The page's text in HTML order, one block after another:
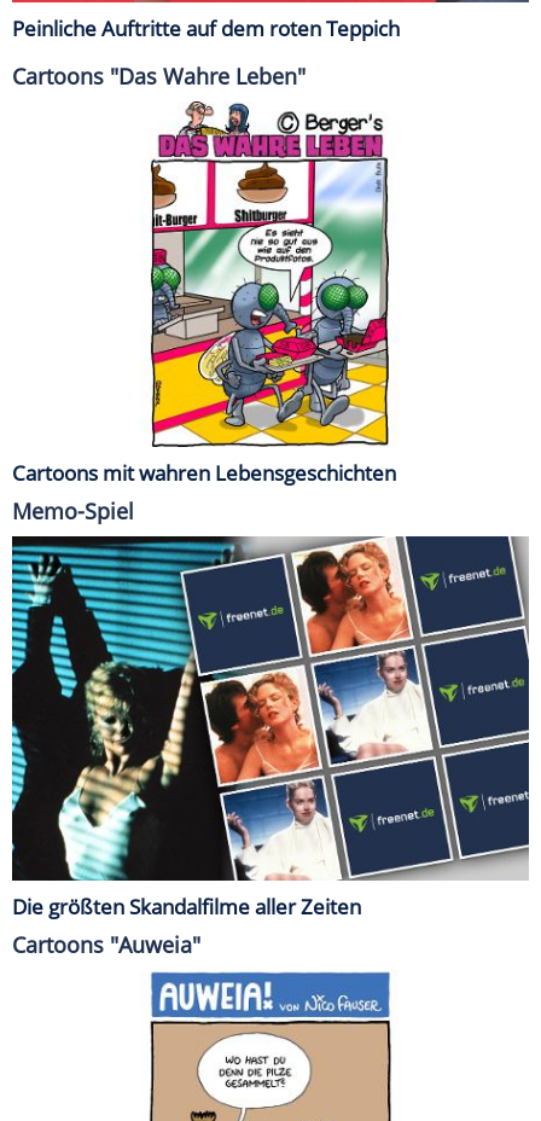
Peinliche Auftritte auf dem roten Teppich
Cartoons "Das Wahre Leben"
Cartoons mit wahren Lebensgeschichten
Memo-Spiel
Die größten Skandalfilme aller Zeiten
Cartoons "Auweia"